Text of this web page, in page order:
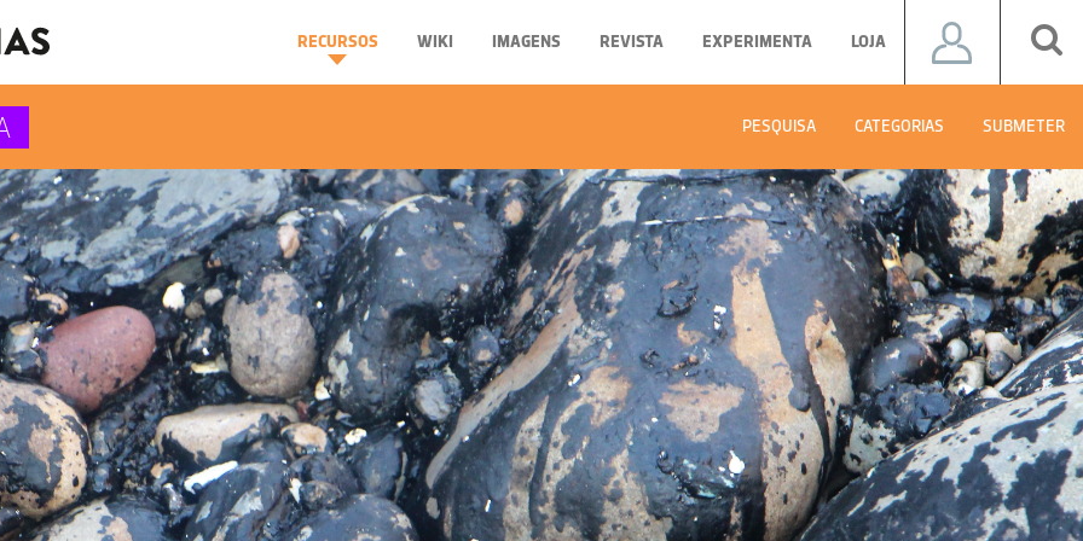
RECURSOS WIKI IMAGENS REVISTA EXPERIMENTA LOJA
PESQUISA CATEGORIAS SUBMETER